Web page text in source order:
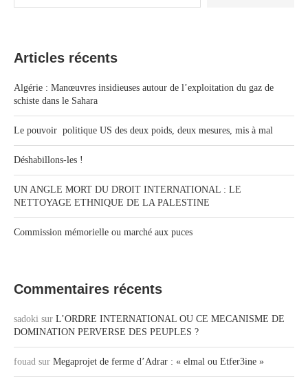
Articles récents
Algérie : Manœuvres insidieuses autour de l’exploitation du gaz de
schiste dans le Sahara
Le pouvoir politique US des deux poids, deux mesures, mis à mal
Déshabillons-les !
UN ANGLE MORT DU DROIT INTERNATIONAL : LE
NETTOYAGE ETHNIQUE DE LA PALESTINE
Commission mémorielle ou marché aux puces
Commentaires récents
sadoki sur L’ORDRE INTERNATIONAL OU CE MECANISME DE
DOMINATION PERVERSE DES PEUPLES ?
fouad sur Megaprojet de ferme d’Adrar : « elmal ou Etfer3ine »